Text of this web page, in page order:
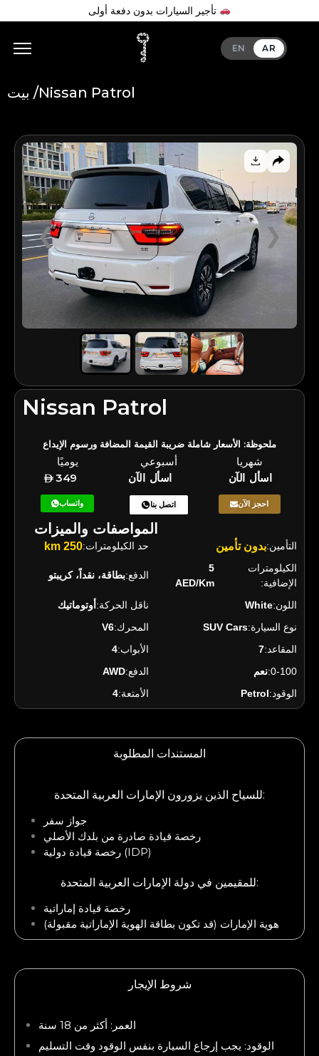
EN AR
بيت /Nissan Patrol
❮ ❯
Nissan Patrol
ملحوظة: الأسعار شاملة ضريبة القيمة المضافة ورسوم الإيداع
يوميًا أسبوعي
شهريا
349
اسأل الآن اسأل الآن
واتساب اتصل بنا احجز الآن
المواصفات والميزات
التأمين:بدون تأمين حد الكيلومترات:250 km
الكيلومترات
الإضافية:
5
AED/Km
الدفع:بطاقة، نقداً، كريبتو
اللون:White ناقل الحركة: أوتوماتيك
نوع السيارة:SUV Cars المحرك:V6
المقاعد:7 الأبواب:4
0-100: نعم الدفع:AWD
الوقود:Petrol الأمتعة:4
المستندات المطلوبة
للسياح الذين يزورون الإمارات العربية المتحدة:
جواز سفر
رخصة قيادة صادرة من بلدك الأصلي
رخصة قيادة دولية (IDP)
للمقيمين في دولة الإمارات العربية المتحدة:
رخصة قيادة إماراتية
هوية الإمارات (قد تكون بطاقة الهوية الإماراتية مقبولة)
شروط الإيجار
العمر: أكثر من 18 سنة
الوقود: يجب إرجاع السيارة بنفس الوقود وقت التسليم